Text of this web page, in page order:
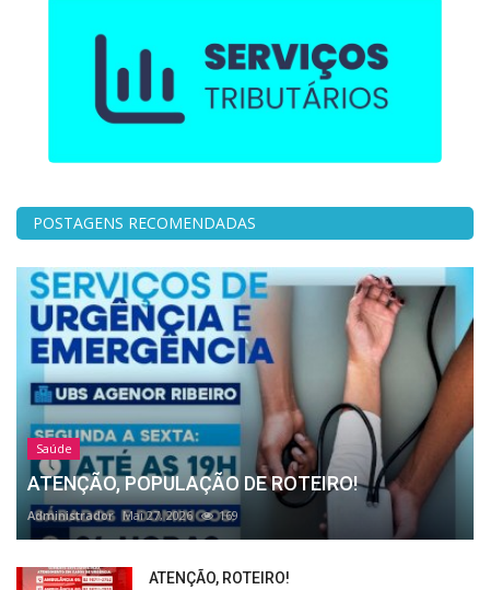
POSTAGENS RECOMENDADAS
Saúde
ATENÇÃO, POPULAÇÃO DE ROTEIRO!
Administrador Mai 27, 2026 169
ATENÇÃO, ROTEIRO!